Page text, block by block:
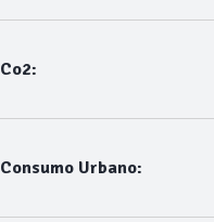
Co2:
Consumo Urbano: